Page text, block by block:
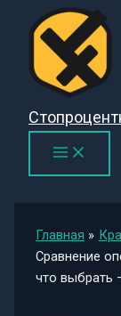
Перейти
содержимому
Главная
Сравнение
что выбрать